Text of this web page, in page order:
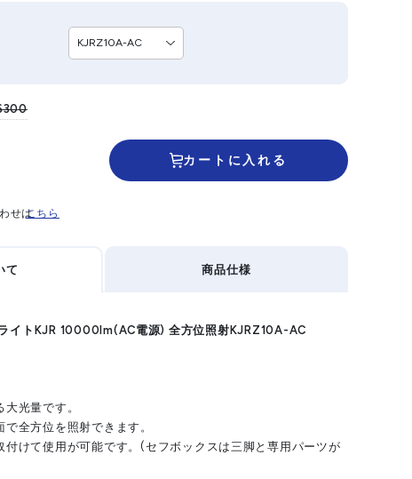
カートに入れる
せはこちら
て
イトKJR 10000lm(AC電源) 全方位照射KJRZ10A-AC
光量です。
全方位を照射できます。
付けて使用が可能です。(セフボックスは三脚と専用パーツが
商品仕様